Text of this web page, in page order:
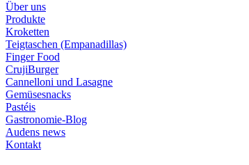
Über uns
Produkte
Kroketten
Teigtaschen (Empanadillas)
Finger Food
CrujiBurger
Cannelloni und Lasagne
Gemüsesnacks
Pastéis
Gastronomie-Blog
Audens news
Kontakt